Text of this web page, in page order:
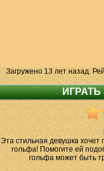
Загружено 13 лет назад.
Эта стильная девушка хочет
гольфа! Помогите ей
гольфа может быть